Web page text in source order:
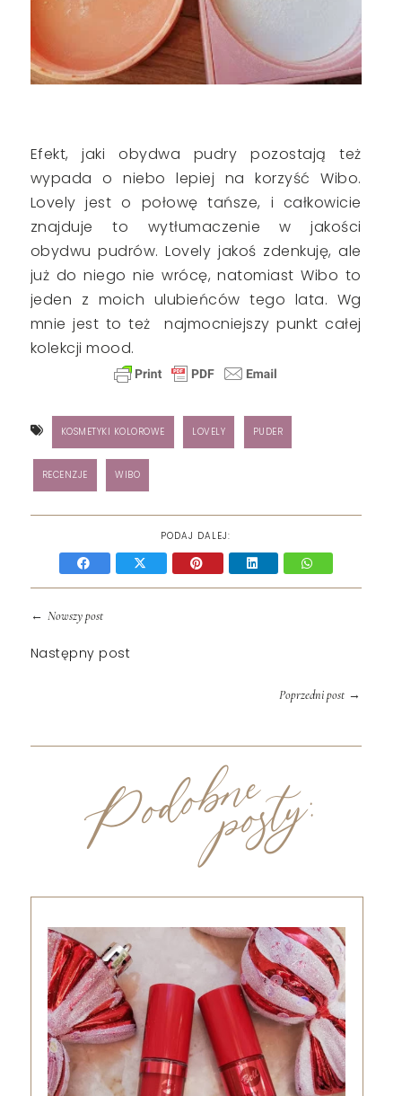
Efekt, jaki obydwa pudry pozostają też
wypada o niebo lepiej na korzyść Wibo.
Lovely jest o połowę tańsze, i całkowicie
znajduje to wytłumaczenie w jakości
obydwu pudrów. Lovely jakoś zdenkuję, ale
już do niego nie wrócę, natomiast Wibo to
jeden z moich ulubieńców tego lata. Wg
mnie jest to też najmocniejszy punkt całej
kolekcji mood.
KOSMETYKI KOLOROWE LOVELY PUDER
RECENZJE WIBO
PODAJ DALEJ:
← Nowszy post
Następny post
Poprzedni post→